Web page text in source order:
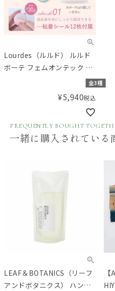
Lourdes（ルルド） ルルド
ボーテ フェムオンテック 温
全3種
¥5,940税込
FREQUENTLY BOUGHT
一緒に購入されている
LEAF＆BOTANICS（リーフ
アンドボタニクス） ハンド